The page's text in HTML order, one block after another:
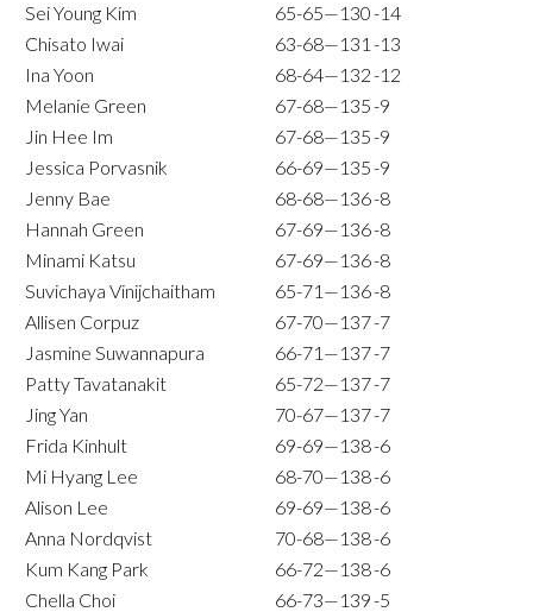
Sei Young Kim 65-65—130-14
Chisato Iwai
63-68—131 -13
Ina Yoon
68-64—132-12
Melanie Green
67-68—135-9
Jin Hee Im
67-68—135-9
Jessica Porvasnik
66-69—135-9
Jenny Bae
68-68—136-8
Hannah Green
67-69—136-8
Minami Katsu
67-69—136-8
Suvichaya Vinijchaitham
65-71—136-8
Allisen Corpuz
67-70—137-7
Jasmine Suwannapura
66-71—137-7
Patty Tavatanakit
65-72—137-7
Jing Yan
70-67—137-7
Frida Kinhult
69-69—138-6
Mi Hyang Lee
68-70—138-6
Alison Lee
69-69—138-6
Anna Nordqvist
70-68—138-6
Kum Kang Park
66-72—138-6
Chella Choi
66-73—139-5